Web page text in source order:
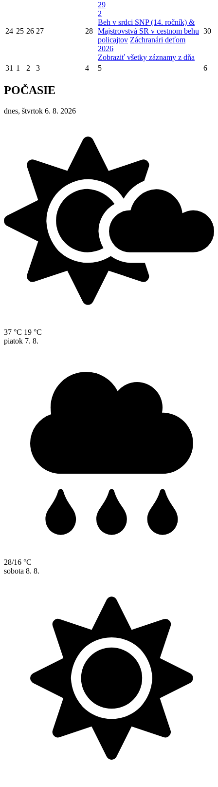
24 25 26 27 28
29
2
Beh v srdci SNP (14. ročník) &
Majstrovstvá SR v cestnom behu
policajtov Záchranári deťom
2026
Zobraziť všetky záznamy z dňa
30
31 1 2 3 4 5 6
POČASIE
dnes, štvrtok 6. 8. 2026
37 °C 19 °C
piatok 7. 8.
28/16 °C
sobota 8. 8.